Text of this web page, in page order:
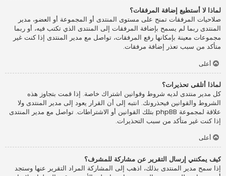
لماذا لا أستطيع إضافة المرفقات؟
صلاحيات المرفقات تمنح على مستوى المنتدى أو المجموعة أو العضو، مدير
المنتدى ربما لم يسمح بإضافة المرفقات إلى المنتدى الذي تكتب فيه، أو ربما
مجموعات معينة بإمكانها رفع المرفقات، تواصل مع مدير المنتدى إذا كنت غير
متأكد من سبب تعذر إضافة مرفقات.
أعلى
لماذا أتلقى تحذيرات؟
كل مدير منتدى لديه شروط وقوانين اشتراك خاصة. إذا قمت بتجاوز هذه
الشروط والقوانين فيحذرونك. انتبه إلى أن القرار يعود إلى مدير المنتدى ولا
علاقة لمجموعة phpBB بتلك القوانين أو الاشتراطات. تواصل مع مدير المنتدى
إذا كنت غير متأكد من سبب التحذيرات.
أعلى
كيف يمكنني إرسال التقرير عن مشاركة للمشرف؟
إذا سمح مدير المنتدى بذلك، اذهب إلى المشاركة المراد التقرير عنها وستجد